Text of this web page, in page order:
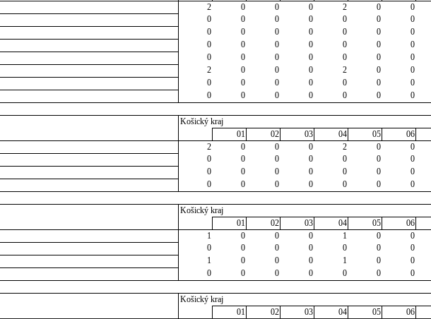
2 0 0 0 2 0 0
0 0 0 0 0 0 0
0 0 0 0 0 0 0
0 0 0 0 0 0 0
0 0 0 0 0 0 0
2 0 0 0 2 0 0
0 0 0 0 0 0 0
0 0 0 0 0 0 0
Košický kraj
01
02 03 04 05 06
2 0 0 0 2 0 0
0 0 0 0 0 0 0
0 0 0 0 0 0 0
0 0 0 0 0 0 0
Košický kraj
01
02 03 04 05 06
1 0 0 0 1 0 0
0 0 0 0 0 0 0
1 0 0 0 1 0 0
0 0 0 0 0 0 0
Košický kraj
01
02 03 04 05 06